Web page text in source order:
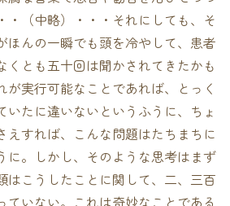
・（中略）・・・それにしても、そ
ほんの一瞬でも頭を冷やして、患者
くとも五十回は聞かされてきたかも
が実行可能なことであれば、とっく
いたに違いないというふうに、ちょ
えすれば、こんな問題はたちまちに
に。しかし、そのような思考はまず
はこうしたことに関して、二、三百
ていない。これは奇妙なことである